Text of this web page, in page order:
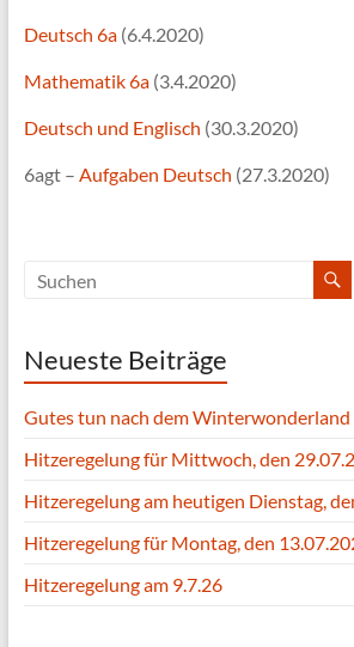
Deutsch 6a (6.4.2020)
Mathematik 6a(3.4.2020)
Deutsch und Englisch (30.3.2020)
6agt – Aufgaben Deutsch (27.3.2020)
Neueste Beiträge
Gutes tun nach dem Winterwonderland
Hitzeregelung für Mittwoch, den
Hitzeregelung am heutigen Dienstag,
Hitzeregelung für Montag, den
Hitzeregelung am 9.7.26